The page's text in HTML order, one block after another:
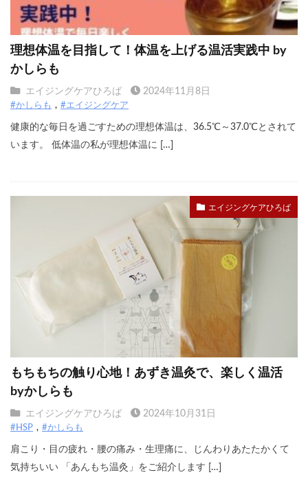
理想体温を目指して！体温を上げる温活実践中 by
かしらも
エイジングケアひろば 2024年11月8日
#かしらも #エイジングケア
健康的な毎日を過ごすための理想体温は、36.5℃～37.0℃とされて
います。 低体温の私が理想体温に […]
エイジングケアひろば
もちもちの触り心地！あずき温灸で、楽しく温活
byかしらも
エイジングケアひろば 2024年10月31日
#HSP #かしらも
肩こり・目の疲れ・腰の痛み・生理痛に、じんわりあたたかくて
気持ちいい 「あんもち温灸」をご紹介します […]